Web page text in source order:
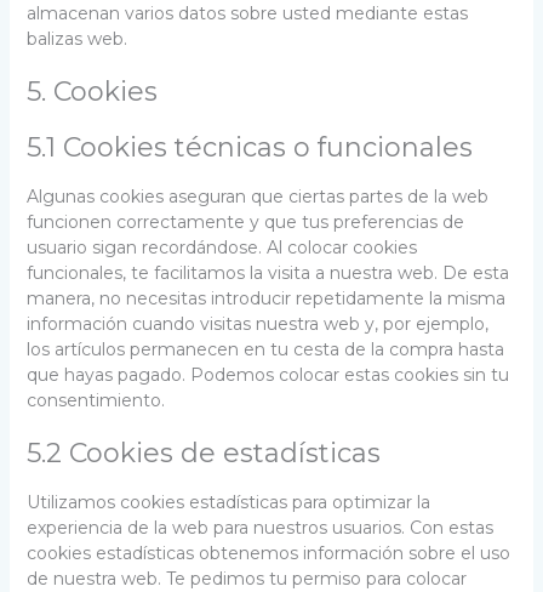
almacenan varios datos sobre usted mediante estas
balizas web.
5. Cookies
5.1 Cookies técnicas o funcionales
Algunas cookies aseguran que ciertas partes de la web
funcionen correctamente y que tus preferencias de
usuario sigan recordándose. Al colocar cookies
funcionales, te facilitamos la visita a nuestra web. De esta
manera, no necesitas introducir repetidamente la misma
información cuando visitas nuestra web y, por ejemplo,
los artículos permanecen en tu cesta de la compra hasta
que hayas pagado. Podemos colocar estas cookies sin tu
consentimiento.
5.2 Cookies de estadísticas
Utilizamos cookies estadísticas para optimizar la
experiencia de la web para nuestros usuarios. Con estas
cookies estadísticas obtenemos información sobre el uso
de nuestra web. Te pedimos tu permiso para colocar